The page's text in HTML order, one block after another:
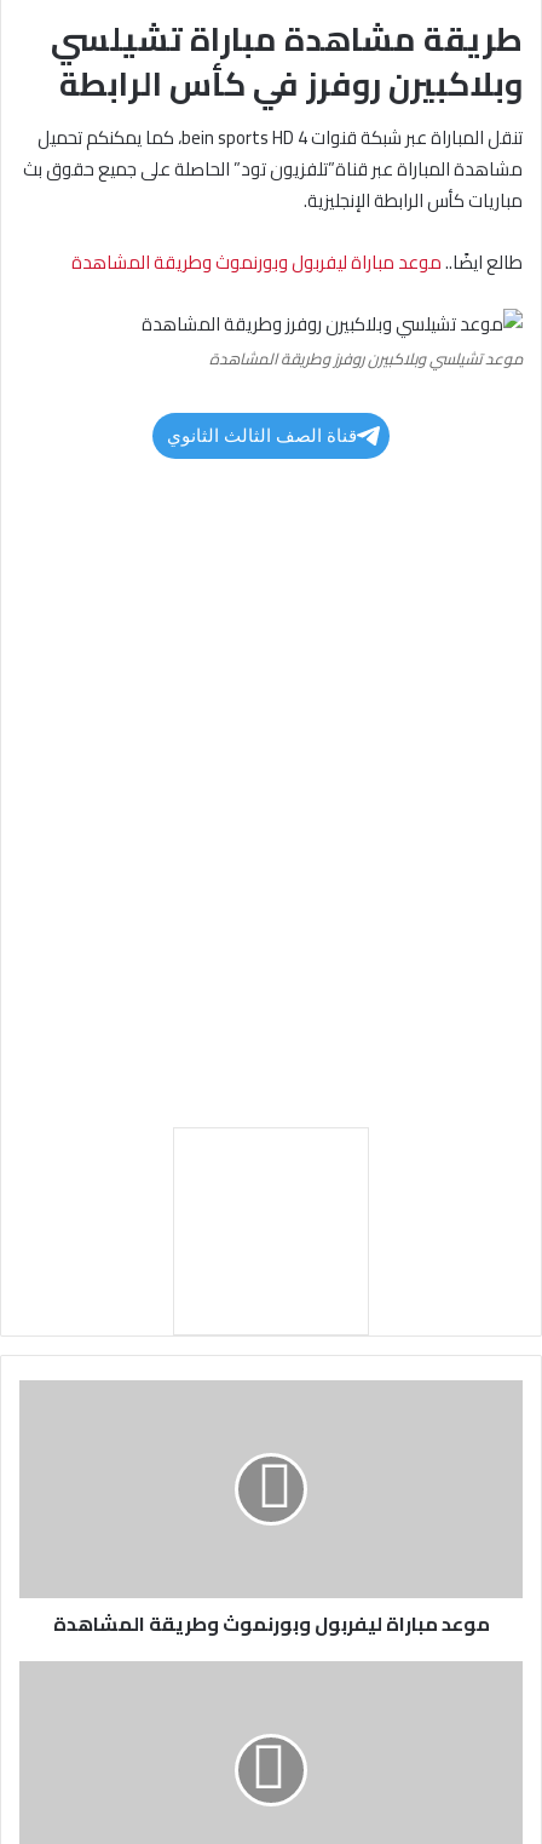
طريقة مشاهدة مباراة تشيلسي
وبلاكبيرن روفرز في كأس الرابطة
تنقل المباراة عبر شبكة قنوات bein sports HD 4، كما يمكنكم تحميل
مشاهدة المباراة عبر قناة”تلفزيون تود” الحاصلة على جميع حقوق بث
مباريات كأس الرابطة الإنجليزية.
طالع ايضًا..موعد مباراة ليفربول وبورنموث وطريقة المشاهدة
موعد تشيلسي وبلاكبيرن روفرز وطريقة المشاهدة
قناة الصف الثالث الثانوي
موعد مباراة ليفربول وبورنموث وطريقة المشاهدة